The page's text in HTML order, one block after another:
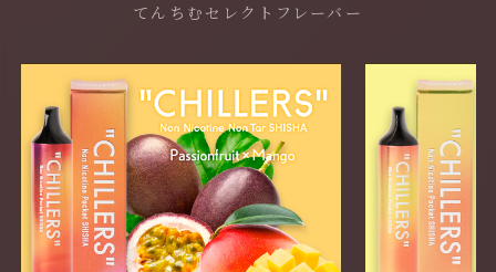
てんちむセレクトフレーバー